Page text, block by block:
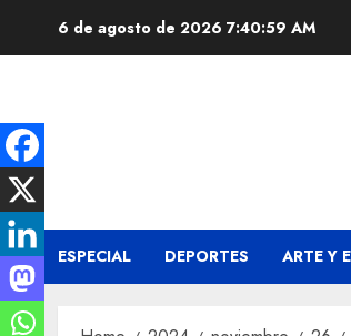
6 de agosto de 2026 7:41:00 AM
ESPECIAL DEPORTES ARTE Y